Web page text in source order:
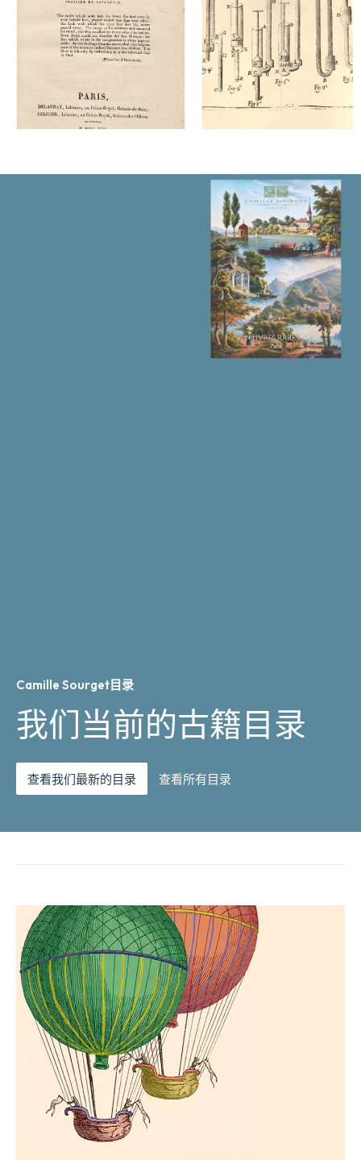
Panckoucke,
l’Encyclopédie
Méthodique.
Camille Sourget目录
我们当前的古籍目录
查看我们最新的目录 查看所有目录